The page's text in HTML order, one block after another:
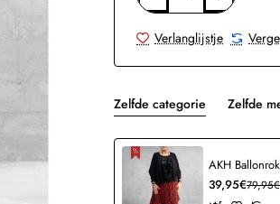
Verlanglijstje
Zelfde categorie Zelfde
39,95€79,95€